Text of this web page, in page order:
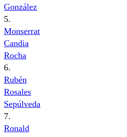
González
5.
Monserrat
Candia
Rocha
6.
Rubén
Rosales
Sepúlveda
7.
Ronald